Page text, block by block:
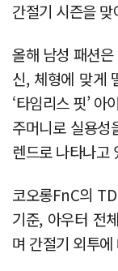
간절기 시즌을
올해 남성 패션
신, 체형에 맞게
‘타임리스 핏’
주머니로 실용
렌드로 나타나고
코오롱FnC의
기준, 아우터 전
며 간절기 외투